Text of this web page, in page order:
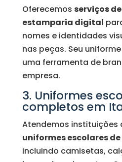
Oferecemos serviços
estamparia digital
nomes e identidades
nas peças. Seu
uma ferramenta de
empresa.
3. Uniformes
completos em
Atendemos instituições
uniformes escolares
incluindo camisetas,